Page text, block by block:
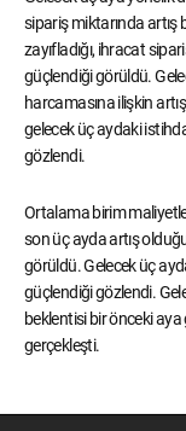
sipariş miktarında artış
zayıfladığı, ihracat
güçlendiği görüldü.
harcamasına ilişkin
gelecek üç aydaki
gözlendi.
Ortalama birim
son üç ayda artış
görüldü. Gelecek üç
güçlendiği gözlendi.
beklentisi bir önceki
gerçekleşti.